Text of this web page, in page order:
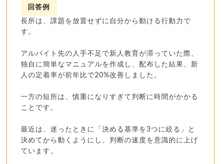
回答例
長所は、課題を放置せずに自分から動ける行動力で
す。
アルバイト先の人手不足で新人教育が滞っていた際、
独自に簡単なマニュアルを作成し、配布した結果、新
人の定着率が前年比で20%改善しました。
一方の短所は、慎重になりすぎて判断に時間がかかる
ことです。
最近は、迷ったときに「決める基準を3つに絞る」と
決めてから動くようにし、判断の速度を意識的に上げ
ています。